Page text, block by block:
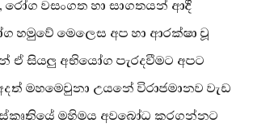
වසංගත හා සාගතයන් ආදී
හමුවේ මෙලෙස අප හා ආරක්ෂා වූ
ඒ සියලු අභියෝග පැරදවීමට අපට
මහමෙවුනා උයනේ විරාජමානව වැඩ
මහිමය අවබෝධ කරගන්නට